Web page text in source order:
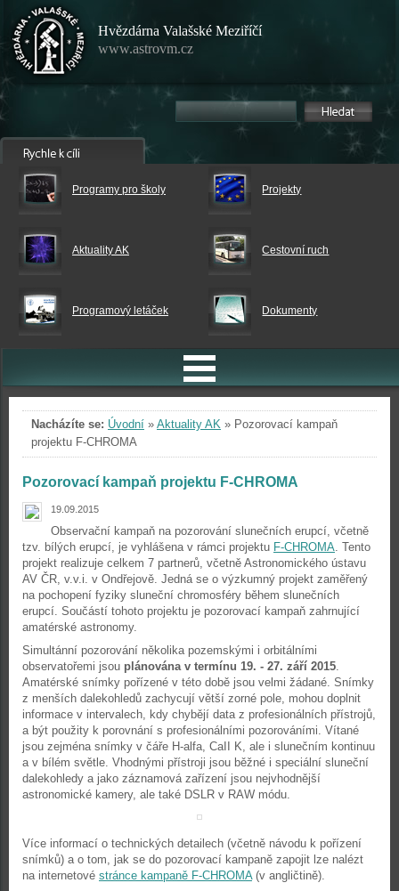
Hvězdárna Valašské Meziříčí
www.astrovm.cz
Programy pro školy Projekty
Aktuality AK Cestovní ruch
Programový letáček Dokumenty
Nacházíte se: Úvodní » Aktuality AK » Pozorovací kampaň
projektu F-CHROMA
Pozorovací kampaň projektu F-CHROMA
19.09.2015
Observační kampaň na pozorování slunečních erupcí, včetně
tzv. bílých erupcí, je vyhlášena v rámci projektu F-CHROMA. Tento
projekt realizuje celkem 7 partnerů, včetně Astronomického ústavu
AV ČR, v.v.i. v Ondřejově. Jedná se o výzkumný projekt zaměřený
na pochopení fyziky sluneční chromosféry během slunečních
erupcí. Součástí tohoto projektu je pozorovací kampaň zahrnující
amatérské astronomy.
Simultánní pozorování několika pozemskými i orbitálními
observatořemi jsou plánována v termínu 19. - 27. září 2015.
Amatérské snímky pořízené v této době jsou velmi žádané. Snímky
z menších dalekohledů zachycují větší zorné pole, mohou doplnit
informace v intervalech, kdy chybějí data z profesionálních přístrojů,
a být použity k porovnání s profesionálními pozorováními. Vítané
jsou zejména snímky v čáře H-alfa, CaII K, ale i slunečním kontinuu
a v bílém světle. Vhodnými přístroji jsou běžné i speciální sluneční
dalekohledy a jako záznamová zařízení jsou nejvhodnější
astronomické kamery, ale také DSLR v RAW módu.
Více informací o technických detailech (včetně návodu k pořízení
snímků) a o tom, jak se do pozorovací kampaně zapojit lze nalézt
na internetové stránce kampaně F-CHROMA(v angličtině).